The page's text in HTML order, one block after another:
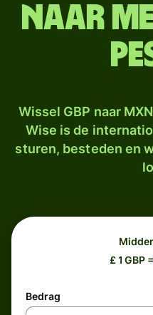
naar
Wissel GBP naar
Wise is de
sturen, besteden en
£ 1 GBP
Bedrag